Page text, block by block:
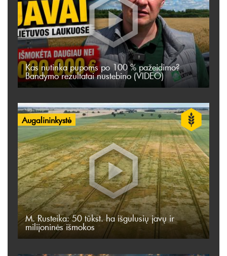
Kas nutinka pupoms po 100 % pažeidimo?
Bandymo rezultatai nustebino (VIDEO)
Augalininkystė
M. Rusteika: 50 tūkst. ha išgulusių javų ir
milijoninės išmokos